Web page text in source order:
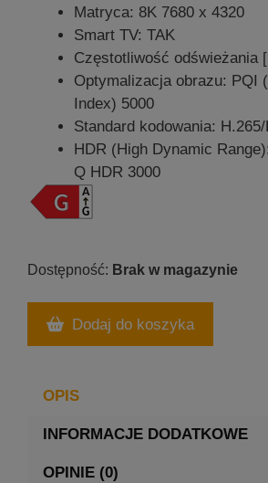
Matryca: 8K 7680 x 4320
Smart TV: TAK
Częstotliwość odświeżania
Optymalizacja obrazu: PQI
Index) 5000
Standard kodowania:
HDR (High Dynamic
Q HDR 3000
Brak w magazynie
Dodaj do koszyka
OPIS
INFORMACJE DODATKOWE
OPINIE (0)